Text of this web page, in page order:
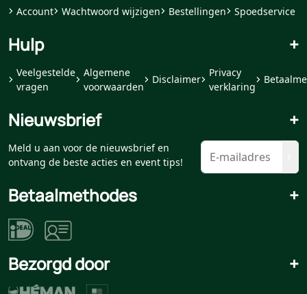
Account Wachtwoord wijzigen Bestellingen Spoedservice
Hulp +
Veelgestelde
vragen
Algemene
voorwaarden
Disclaimer
Privacy
verklaring
Nieuwsbrief +
Meld u aan voor de nieuwsbrief en
ontvang de beste acties en event tips!
Betaalmethodes +
Bezorgd door +